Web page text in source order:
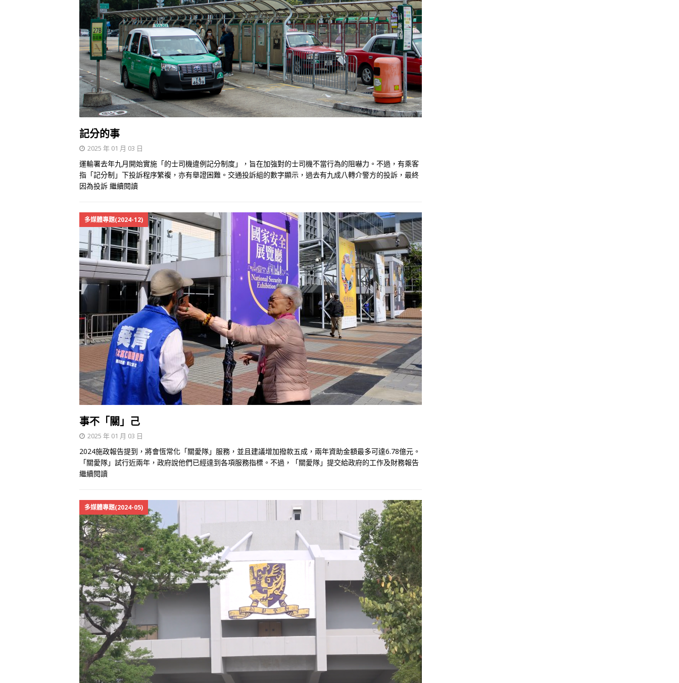
記分的事
2025 年 01 月 03 日
運輸署去年九月開始實施「的士司機違例記分制度」，旨在加強對的士司機不當行為的阻嚇力。不過，有乘客
指「記分制」下投訴程序繁複，亦有舉證困難。交通投訴組的數字顯示，過去有九成八轉介警方的投訴，最終
因為投訴 繼續閱讀
多媒體專題(2024-12)
事不「關」己
2025 年 01 月 03 日
2024施政報告提到，將會恆常化「關愛隊」服務，並且建議增加撥款五成，兩年資助金額最多可達6.78億元。
「關愛隊」試行近兩年，政府說他們已經達到各項服務指標。不過，「關愛隊」提交給政府的工作及財務報告
繼續閱讀
多媒體專題(2024-05)